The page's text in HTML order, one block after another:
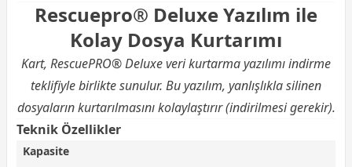
Rescuepro® Deluxe Yazılım ile
Kolay Dosya Kurtarımı
Kart, RescuePRO® Deluxe veri kurtarma yazılımı indirme
teklifiyle birlikte sunulur. Bu yazılım, yanlışlıkla silinen
dosyaların kurtarılmasını kolaylaştırır (indirilmesi gerekir).
Teknik Özellikler
Kapasite